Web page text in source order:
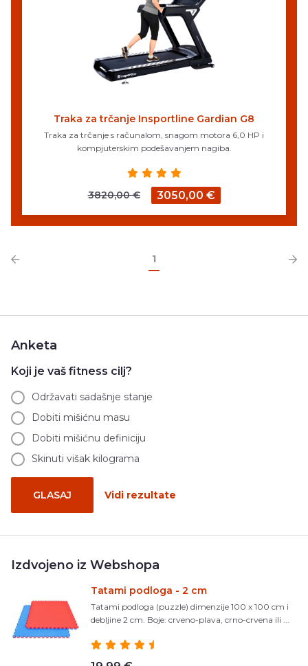
Traka za trčanje Insportline Gardian G8
Traka za trčanje s računalom, snagom motora 6,0 HP i
kompjuterskim podešavanjem nagiba.
3820,00 € 3050,00 €
1
Anketa
Koji je vaš fitness cilj?
Održavati sadašnje stanje
Dobiti mišićnu masu
Dobiti mišićnu definiciju
Skinuti višak kilograma
GLASAJ Vidi rezultate
Izdvojeno iz Webshopa
Tatami podloga - 2 cm
Tatami podloga (puzzle) dimenzije 100 x 100 cm i
debljine 2 cm. Boje: crveno-plava, crno-crvena ili ...